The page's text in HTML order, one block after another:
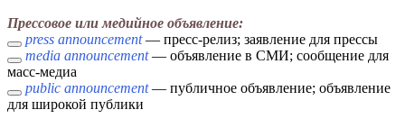
Прессовое или медийное объявление:
press announcement— пресс-релиз; заявление для прессы
media announcement— объявление в СМИ; сообщение для
масс-медиа
public announcement— публичное объявление; объявление
для широкой публики